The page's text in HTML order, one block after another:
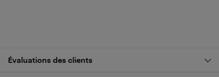
Évaluations des clients